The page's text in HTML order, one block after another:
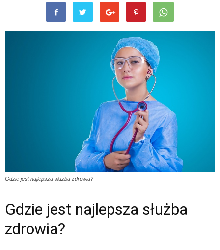
Gdzie jest najlepsza służba zdrowia?
Gdzie jest najlepsza służba
zdrowia?